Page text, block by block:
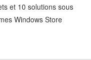
et 10 solutions sous
Windows Store